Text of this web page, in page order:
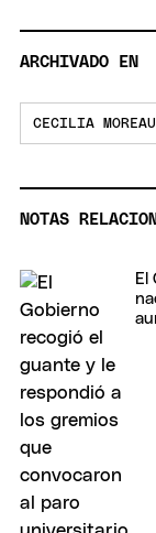
ARCHIVADO EN
CECILIA MOREAU
NOTAS
El